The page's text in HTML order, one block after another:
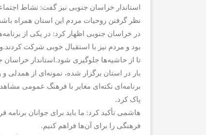
استاندار خراسان جنوبی نیز گفت: نشاط
نظر گرفتن روحیات مردم این استان همراه
بود و مردم نیز با استقبال خوبی شرکت
تا از حاشیه‌ها جلوگیری شود.استاندار
بار در استان برگزار شده، نمونه‌ای از
برنامه‌ای نکته‌ای مغایر با فرهنگ عمومی
پاک کرد.
هاشمی تأکید کرد: ما باید برای جوانان
فرهنگی را برای آن‌ها فراهم کنیم.